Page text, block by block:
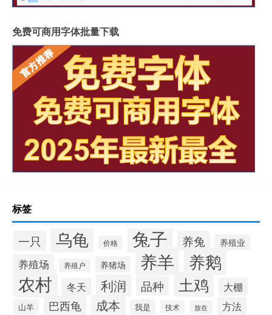
免费可商用字体批量下载
标签
一只 乌龟 价格 兔子 养兔 养殖业
养殖场 养殖户 养猪场 养羊 养鹅
农村 冬天 利润 品种 土鸡 大棚
山羊 巴西龟 成本 我是 技术 放在
方法